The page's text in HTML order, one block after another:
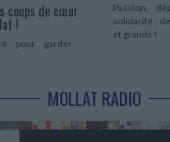
coups de cœur
!
pour garder
Passion,
solidarité :
et grands !
MOLLAT RADIO